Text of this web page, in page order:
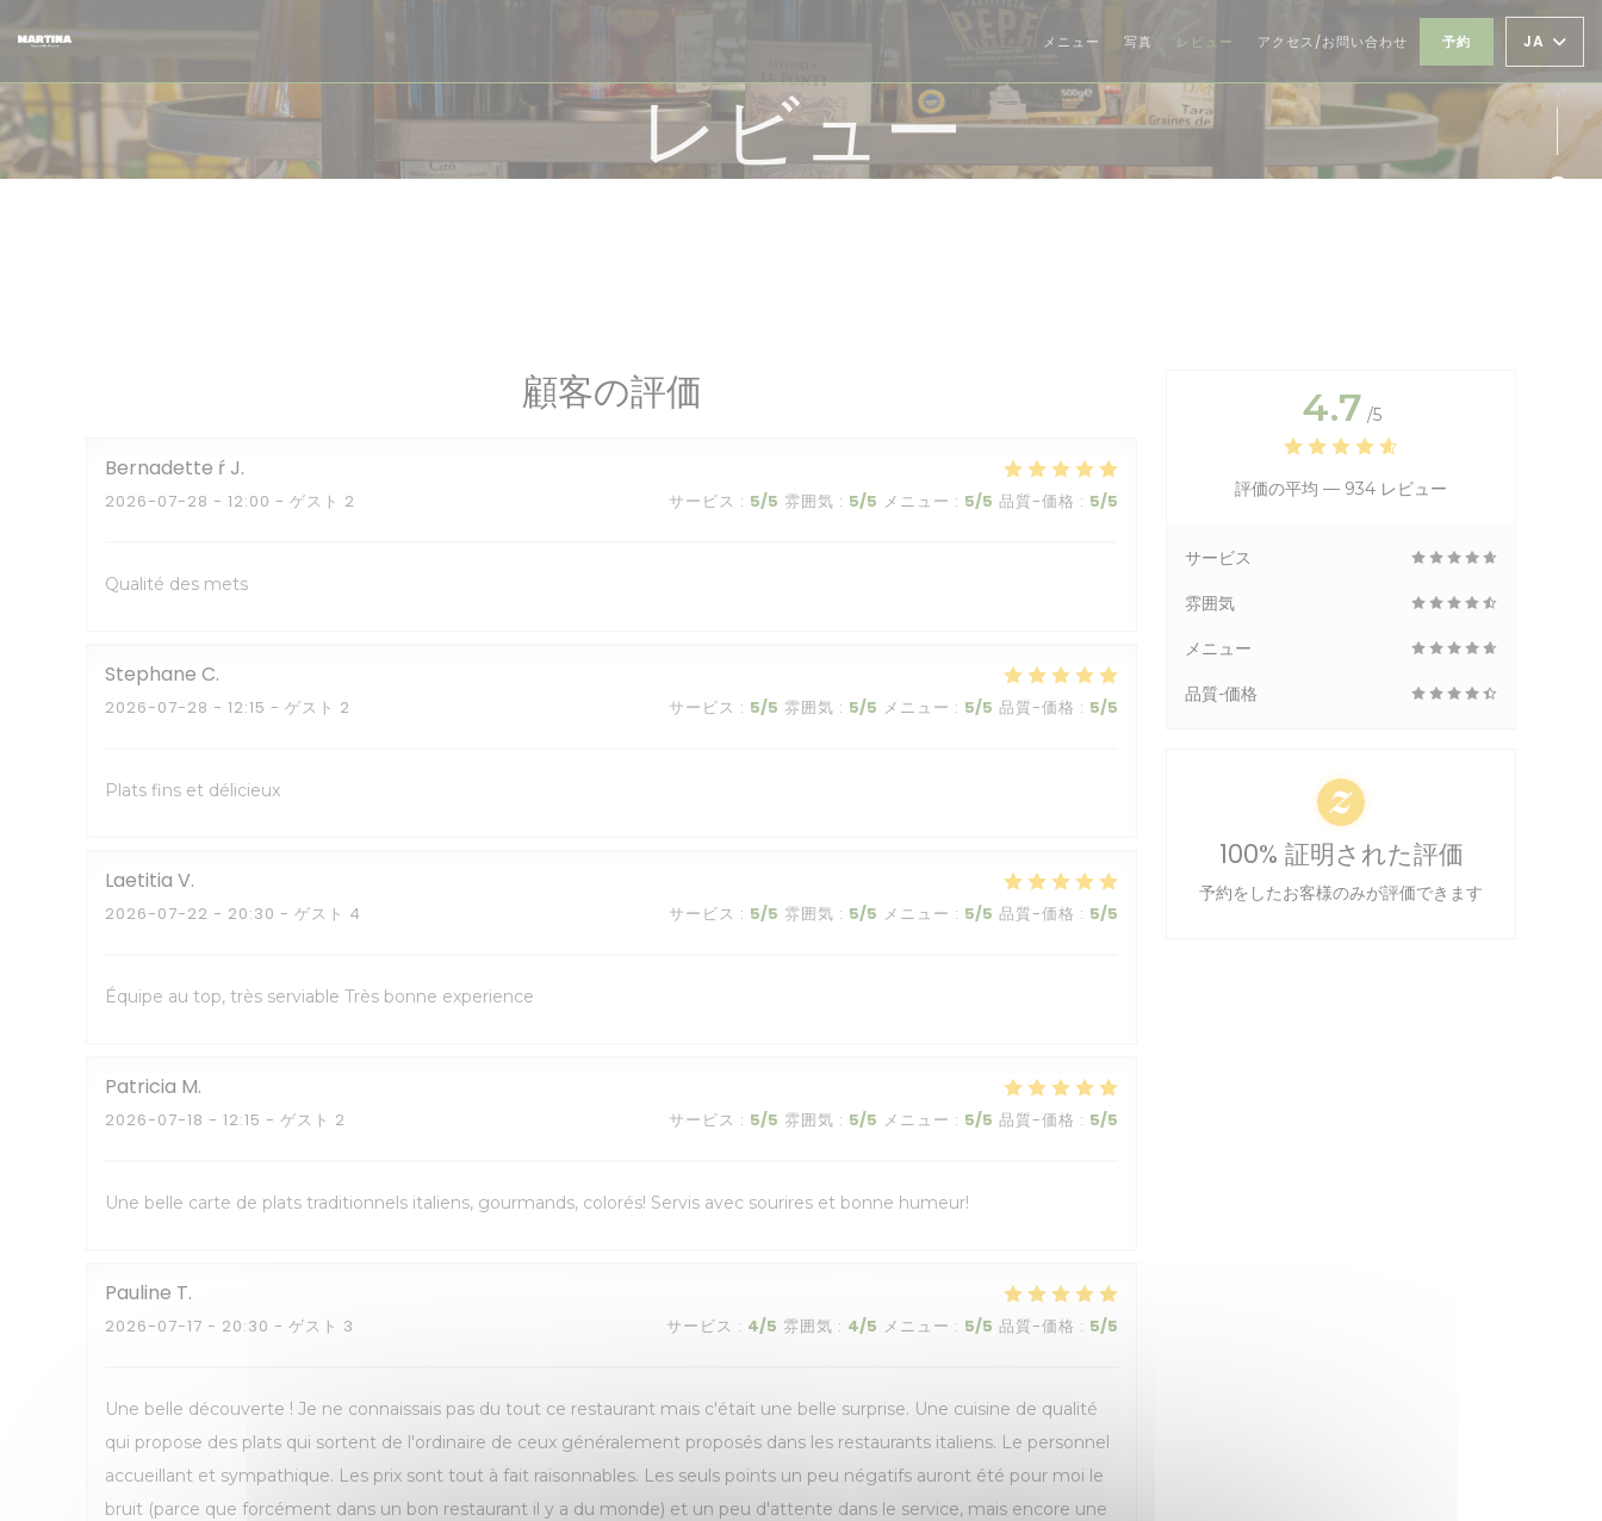
メニュー 写真 レビュー アクセス/お問い合わせ 予約 JA
レビュー
顧客の評価
Bernadette ŕJ
2026-07-28 - 12:00 - ゲスト 2 サービス : 5/5 雰囲気 : 5/5 メニュー : 5/5 品質-価格 : 5/5
Qualité des mets
Stephane C
2026-07-28 - 12:15 - ゲスト 2 サービス : 5/5 雰囲気 : 5/5 メニュー : 5/5 品質-価格 : 5/5
Plats fins et délicieux
Laetitia V
2026-07-22 - 20:30 - ゲスト 4 サービス : 5/5 雰囲気 : 5/5 メニュー : 5/5 品質-価格 : 5/5
Équipe au top, très serviable Très bonne experience
Patricia M
2026-07-18 - 12:15 - ゲスト 2 サービス : 5/5 雰囲気 : 5/5 メニュー : 5/5 品質-価格 : 5/5
Une belle carte de plats traditionnels italiens, gourmands, colorés! Servis avec sourires et bonne humeur!
Pauline T
2026-07-17 - 20:30 - ゲスト 3 サービス : 4/5 雰囲気 : 4/5 メニュー : 5/5 品質-価格 : 5/5
Une belle découverte ! Je ne connaissais pas du tout ce restaurant mais c'était une belle surprise. Une cuisine de qualité
qui propose des plats qui sortent de l'ordinaire de ceux généralement proposés dans les restaurants italiens. Le personnel
accueillant et sympathique. Les prix sont tout à fait raisonnables. Les seuls points un peu négatifs auront été pour moi le
bruit (parce que forcément dans un bon restaurant il y a du monde) et un peu d'attente dans le service, mais encore une
4.7 /5
評価の平均 — 934 レビュー
サービス
雰囲気
メニュー
品質-価格
100% 証明された評価
予約をしたお客様のみが評価できます